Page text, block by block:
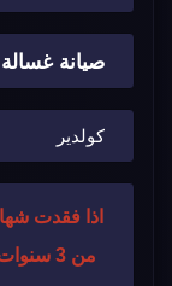
اذا فقدت
من 3